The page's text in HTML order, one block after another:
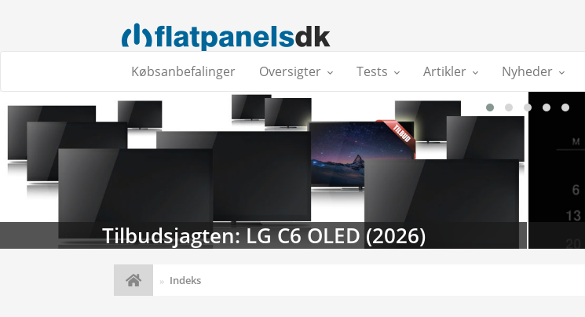
Købsanbefalinger Oversigter Tests Artikler Nyheder
Tilbudsjagten: LG C6 OLED (2026)
Indeks